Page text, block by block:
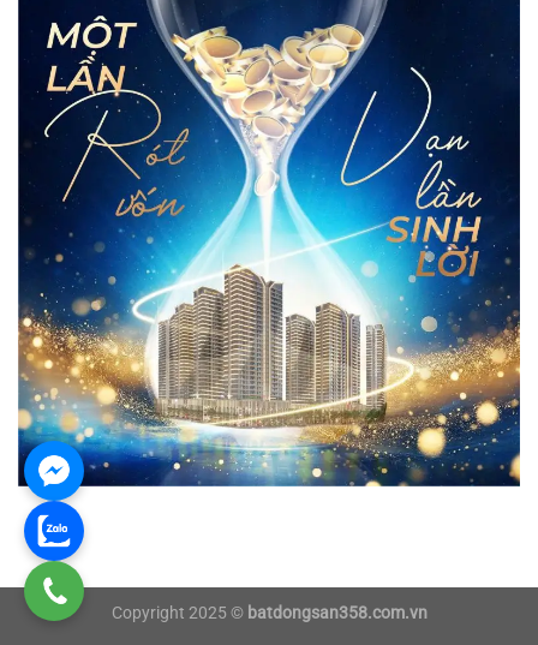
Copyright 2025 © batdongsan358.com.vn